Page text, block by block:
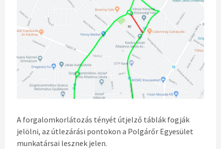
A forgalomkorlátozás tényét útjelző táblák fogják
jelölni, az útlezárási pontokon a Polgárőr Egyesület
munkatársai lesznek jelen.